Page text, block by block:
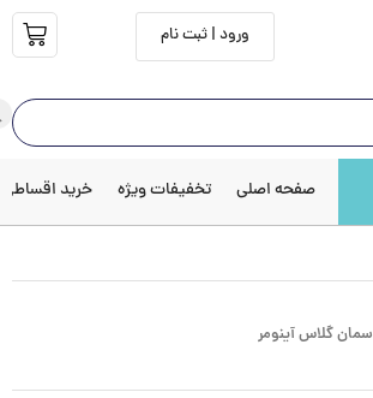
ورود | ثبت نام
صفحه اصلی تخفیفات ویژه خرید اقساطی
سمان گلاس آینومر